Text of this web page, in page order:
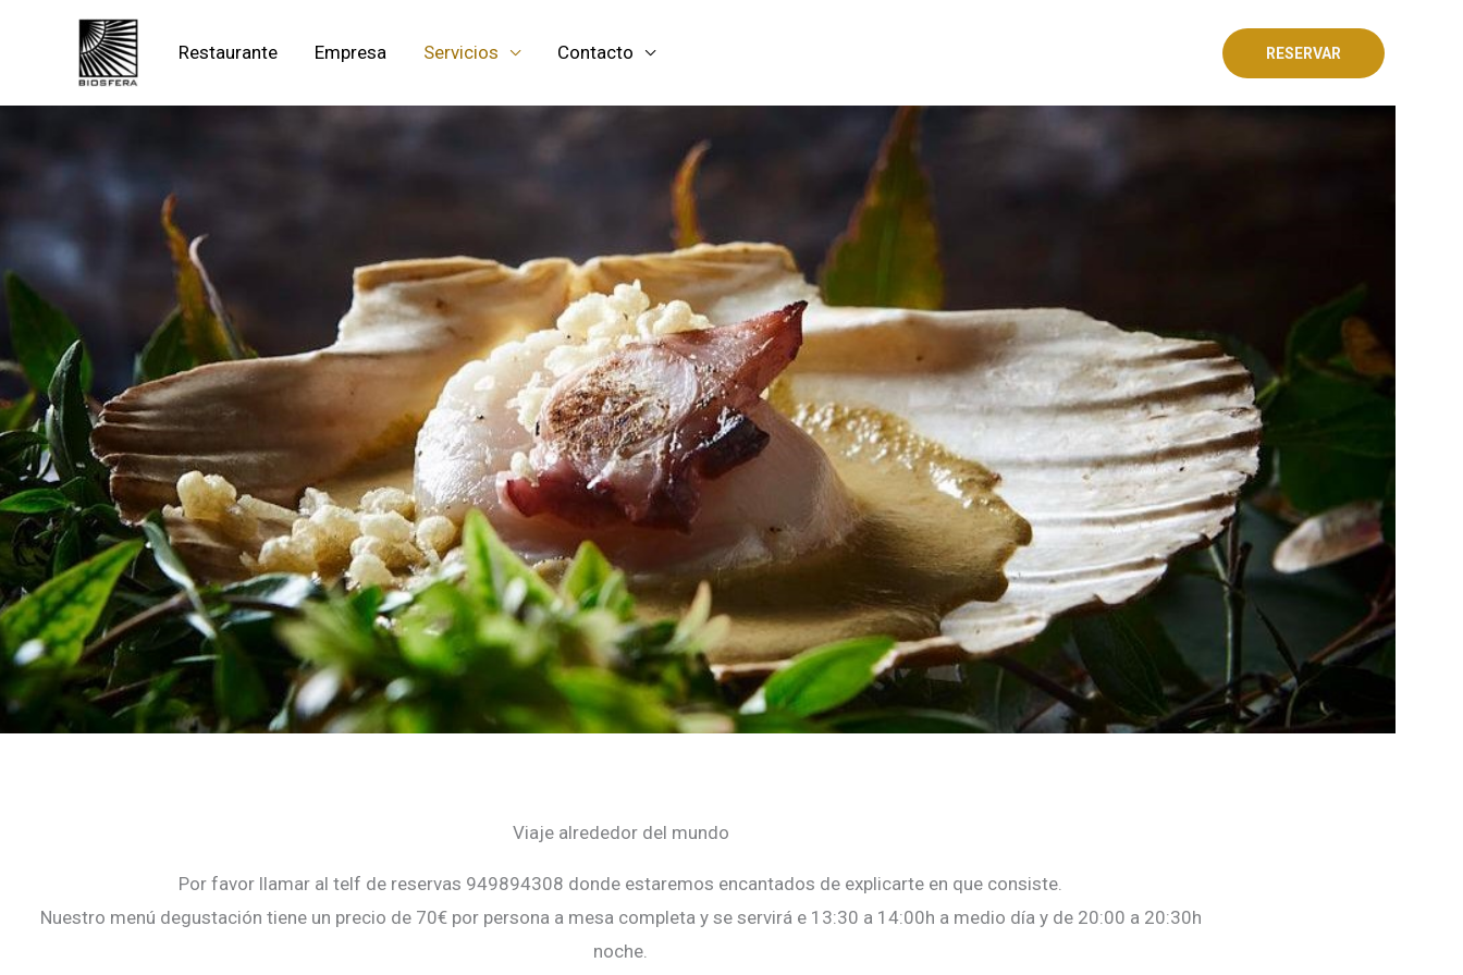
contenido
Restaurante Empresa Servicios Contacto RESERVAR
Viaje alrededor del mundo
Por favor llamar al telf de reservas 949894308 donde estaremos encantados de explicarte en que consiste.
Nuestro menú degustación tiene un precio de 70€ por persona a mesa completa y se servirá e 13:30 a 14:00h a medio día y de 20:00 a 20:30h
noche.